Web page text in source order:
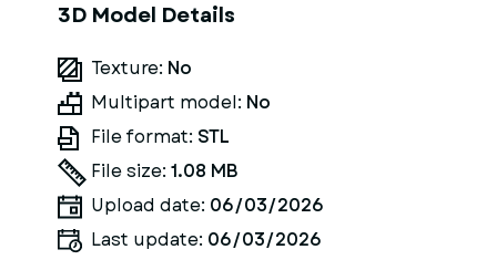
3D Model Details
Texture: No
Multipart model: No
File format: STL
File size: 1.08 MB
Upload date: 06/03/2026
Last update: 06/03/2026